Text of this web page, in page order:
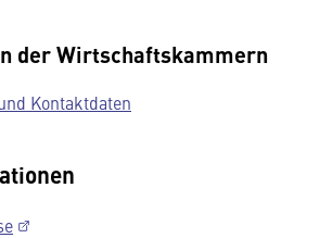
der Wirtschaftskammern
Kontaktdaten